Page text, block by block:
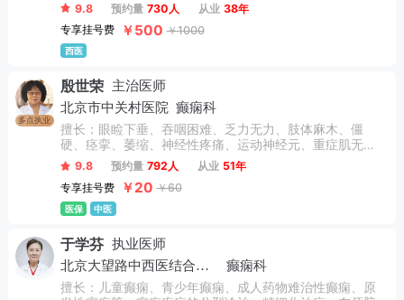
9.8 预约量 730人 从业 38年
专享挂号费
￥500 ￥1000
西医
多点执业
殷世荣 主治医师
北京市中关村医院 癫痫科
擅长：眼睑下垂、吞咽困难、乏力无力、肢体麻木、僵
硬、痉挛、萎缩、神经性疼痛、运动神经元、重症肌无
力、脊髓空洞症、格林巴利综合症、脊髓炎、特发性震
颤、痉挛性斜颈、带状疱疹、痉挛性截瘫、神经损伤、 脑
白质脱髓鞘、头晕头疼、脑供血不足、肌营养不良、肌肉
萎缩症、周围神经病、等疑难性疾病。
9.8 预约量 792人 从业 51年
专享挂号费
￥20 ￥60
医保 中医
于学芬 执业医师
北京大望路中西医结合医院
癫痫科
擅长：儿童癫痫、青少年癫痫、成人药物难治性癫痫、原